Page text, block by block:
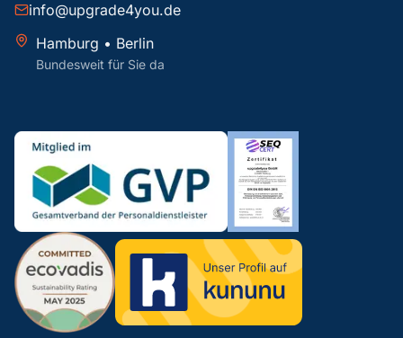
info@upgrade4you.de
Hamburg • Berlin
Bundesweit für Sie da